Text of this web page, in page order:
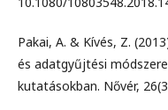
Pakai, A. & Kívés, Z.
és adatgyűjtési
kutatásokban. Nővér,